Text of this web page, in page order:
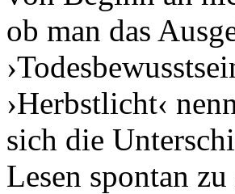
ob man das
›Herbstlicht‹
sich die
Lesen spontan zu